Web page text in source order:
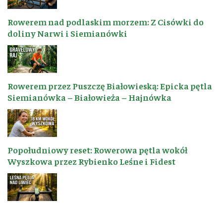
Rowerem nad podlaskim morzem: Z Cisówki do
doliny Narwi i Siemianówki
Rowerem przez Puszczę Białowieską: Epicka pętla
Siemianówka – Białowieża – Hajnówka
Popołudniowy reset: Rowerowa pętla wokół
Wyszkowa przez Rybienko Leśne i Fidest